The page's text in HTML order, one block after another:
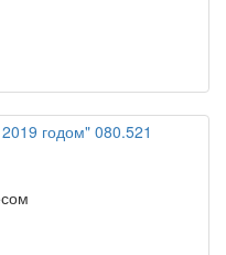
годом" 080.521